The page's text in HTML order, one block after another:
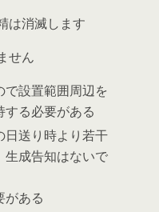
は消滅します
せん
設置範囲周辺を
る必要がある
日送り時より若干
生成告知はないで
がある